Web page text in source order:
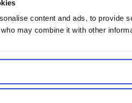
content and ads, to provide
may combine it with other